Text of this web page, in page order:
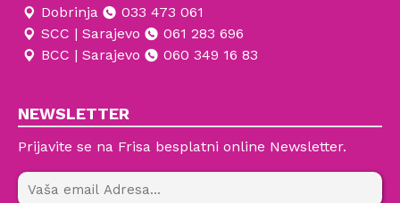
Dobrinja
033 473 061
SCC | Sarajevo
061 283 696
BCC | Sarajevo
060 349 16 83
NEWSLETTER
Prijavite se na Frisa besplatni online Newsletter.